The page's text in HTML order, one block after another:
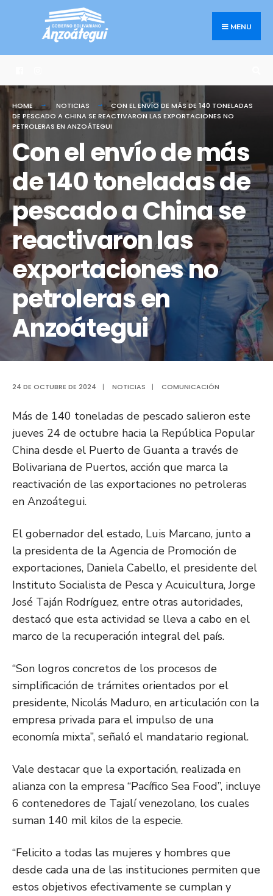
MENU
HOME NOTICIAS
CON EL ENVÍO DE MÁS DE 140 TONELADAS
DE PESCADO A CHINA SE REACTIVARON LAS EXPORTACIONES NO
PETROLERAS EN ANZOÁTEGUI
Con el envío de más
de 140 toneladas de
pescado a China se
reactivaron las
exportaciones no
petroleras en
Anzoátegui
24 DE OCTUBRE DE 2024 | NOTICIAS | COMUNICACIÓN
Más de 140 toneladas de pescado salieron este
jueves 24 de octubre hacia la República Popular
China desde el Puerto de Guanta a través de
Bolivariana de Puertos, acción que marca la
reactivación de las exportaciones no petroleras
en Anzoátegui.
El gobernador del estado, Luis Marcano, junto a
la presidenta de la Agencia de Promoción de
exportaciones, Daniela Cabello, el presidente del
Instituto Socialista de Pesca y Acuicultura, Jorge
José Taján Rodríguez, entre otras autoridades,
destacó que esta actividad se lleva a cabo en el
marco de la recuperación integral del país.
“Son logros concretos de los procesos de
simplificación de trámites orientados por el
presidente, Nicolás Maduro, en articulación con la
empresa privada para el impulso de una
economía mixta”, señaló el mandatario regional.
Vale destacar que la exportación, realizada en
alianza con la empresa “Pacífico Sea Food”, incluye
6 contenedores de Tajalí venezolano, los cuales
suman 140 mil kilos de la especie.
“Felicito a todas las mujeres y hombres que
desde cada una de las instituciones permiten que
estos objetivos efectivamente se cumplan y
Search